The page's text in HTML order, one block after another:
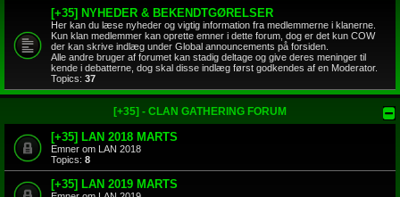
[+35] NYHEDER & BEKENDTGØRELSER
Her kan du læse nyheder og vigtig information fra medlemmerne i klanerne.
Kun klan medlemmer kan oprette emner i dette forum, dog er det kun COW
der kan skrive indlæg under Global announcements på forsiden.
Alle andre bruger af forumet kan stadig deltage og give deres meninger til
kende i debatterne, dog skal disse indlæg først godkendes af en Moderator.
Topics: 37
[+35] - CLAN GATHERING FORUM
[+35] LAN 2018 MARTS
Emner om LAN 2018
Topics: 8
[+35] LAN 2019 MARTS